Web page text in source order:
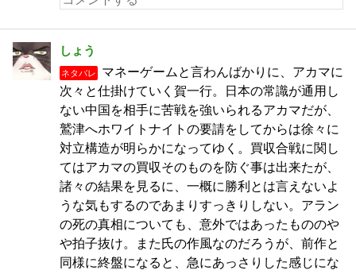
しょう
ネタバレ
マネーゲームと言わんばかりに、アカマに
次々と仕掛けていく賀一行。日本の常識が通用し
ない中国を相手に苦戦を強いられるアカマだが、
鷲津へホワイトナイトの要請をしてからは徐々に
対立構造が明らかになってゆく。買収合戦に関し
てはアカマの買収そのものを防ぐ事は出来たが、
諸々の結果を見るに、一概に勝利とは言えないよ
うな気もするのであまりすっきりしない。アラン
の死の真相についても、意外ではあったもののや
や拍子抜け。また氏の作風なのだろうが、前作と
同様に終盤になると、急にあっさりした感じにな